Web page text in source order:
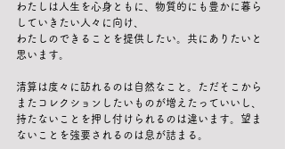
わたしは人生を心身ともに、物質的にも豊かに暮ら
していきたい人々に向け、
わたしのできることを提供したい。共にありたいと
思います。
清算は度々に訪れるのは自然なこと。ただそこから
またコレクションしたいものが増えたっていいし、
持たないことを押し付けられるのは違います。望ま
ないことを強要されるのは息が詰まる。